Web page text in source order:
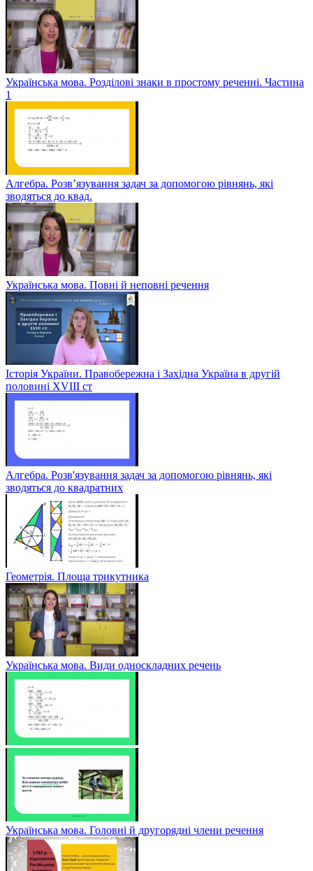
Українська мова. Розділові знаки в простому реченні. Частина
1
Алгебра. Розв’язування задач за допомогою рівнянь, які
зводяться до квад.
Українська мова. Повні й неповні речення
Історія України. Правобережна і Західна Україна в другій
половині XVIII ст
Алгебра. Розв'язування задач за допомогою рівнянь, які
зводяться до квадратних
Геометрія. Площа трикутника
Українська мова. Види односкладних речень
Українська мова. Головні й другорядні члени речення